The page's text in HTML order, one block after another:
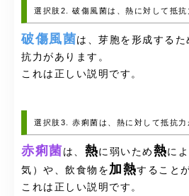
選択肢2. 破傷風菌は、熱に対して抵抗
破傷風菌は、芽胞を形成するた
抗力があります。
これは正しい説明です。
選択肢3. 赤痢菌は、熱に対して抵抗力
赤痢菌 は、 熱に弱いため 熱に
気）や、飲食物を 加熱すること
これは正しい説明です。